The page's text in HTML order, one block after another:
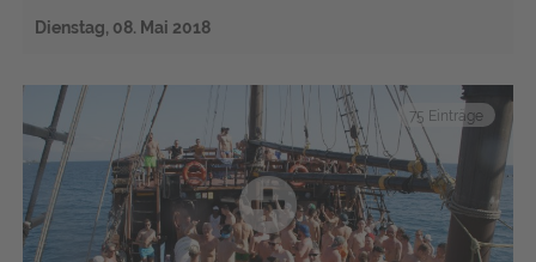
Dienstag, 08. Mai 2018
75 Einträge